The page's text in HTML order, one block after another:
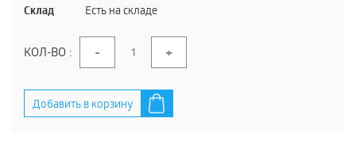
Склад Есть на складе
КОЛ-ВО : - +
Добавить в корзину